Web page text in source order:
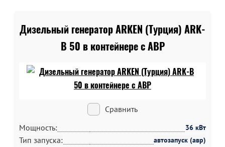
Дизельный генератор ARKEN (Турция) ARK-
B 50 в контейнере c АВР
Сравнить
Мощность:
36 кВт
Тип запуска: автозапуск (авр)